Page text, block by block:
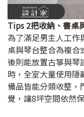
Tips 2把收納、書桌
為了滿足男主人工作
桌與琴台整合為複
後則能放置古箏與琴
時，全室大量使用
備品皆能分類收整，
覺，讓8坪空間依然